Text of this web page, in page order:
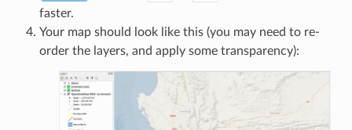
faster.
Your map should look like this (you may need to re-
order the layers, and apply some transparency):